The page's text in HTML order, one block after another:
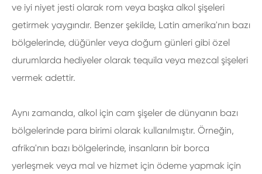
ve iyi niyet jesti olarak rom veya başka alkol şişeleri
getirmek yaygındır. Benzer şekilde, Latin amerika'nın bazı
bölgelerinde, düğünler veya doğum günleri gibi özel
durumlarda hediyeler olarak tequila veya mezcal şişeleri
vermek adettir.
Aynı zamanda, alkol için cam şişeler de dünyanın bazı
bölgelerinde para birimi olarak kullanılmıştır. Örneğin,
afrika'nın bazı bölgelerinde, insanların bir borca
yerleşmek veya mal ve hizmet için ödeme yapmak için